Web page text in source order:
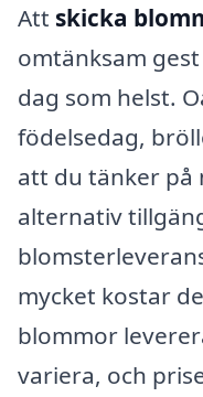
Att skicka
omtänksam
dag som helst.
födelsedag,
att du tänker på
alternativ
mycket kostar
blommor
variera, och